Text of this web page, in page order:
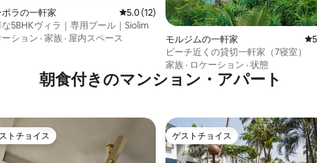
つ星中4.9つ星の平均評価
ラの一軒家 レビュー12件、5つ星中5.0つ星の平均評価
5.0 (12)
5BHKヴィラ｜専用プール｜Siolim
ーション · 家族 · 屋内スペース モルジムの一軒家 レ
ビーチ近くの貸切一軒家（7寝室）
家族 · ロケーション · 状態
朝食付きのマンション・アパート
トチョイス
トチョイス ゲストチョイス
ゲストチョイス